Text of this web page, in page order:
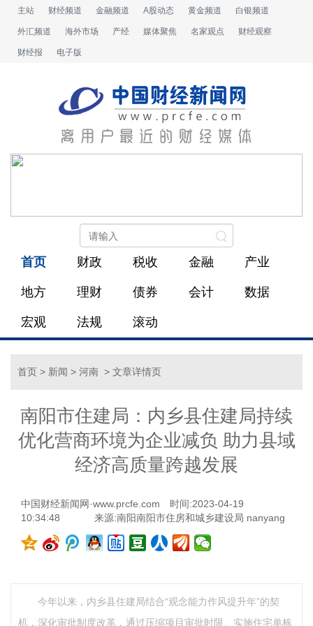
主站 财经频道 金融频道 A股动态 黄金频道 白银频道
外汇频道 海外市场 产经 媒体聚焦 名家观点 财经观察
财经报 电子版
首页 财政 税收 金融 产业
地方 理财 债券 会计 数据
宏观 法规 滚动
首页 > 新闻 > 河南 > 文章详情页
南阳市住建局：内乡县住建局持续
优化营商环境为企业减负 助力县域
经济高质量跨越发展
中国财经新闻网·www.prcfe.com
时间:2023-04-19
10:34:48
来源:南阳南阳市住房和城乡建设局 nanyang
今年以来，内乡县住建局结合“观念能力作风提升年”的契
机，深化审批制度改革，通过压缩项目审批时限、实施住宅单栋